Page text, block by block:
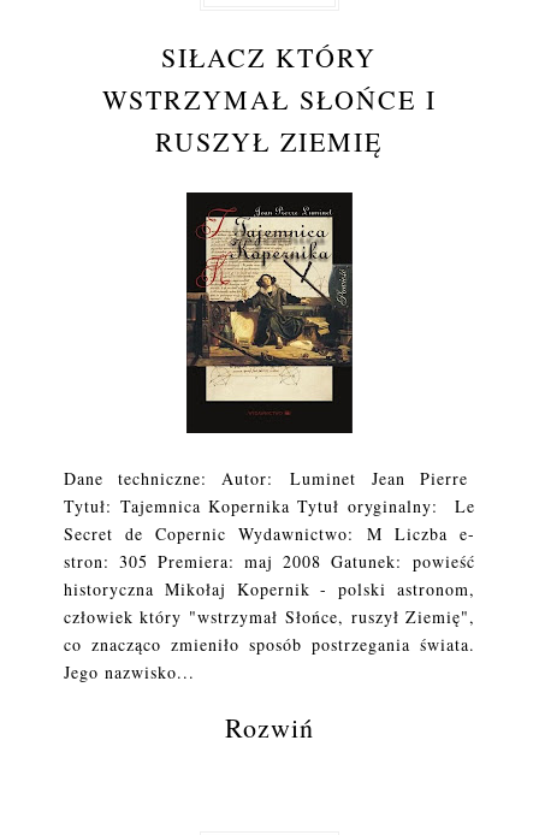
SIŁACZ KTÓRY
WSTRZYMAŁ SŁOŃCE I
RUSZYŁ ZIEMIĘ
Dane techniczne: Autor: Luminet Jean Pierre
Tytuł: Tajemnica Kopernika Tytuł oryginalny: Le
Secret de Copernic Wydawnictwo: M Liczba e-
stron: 305 Premiera: maj 2008 Gatunek: powieść
historyczna Mikołaj Kopernik - polski astronom,
człowiek który "wstrzymał Słońce, ruszył Ziemię",
co znacząco zmieniło sposób postrzegania świata.
Jego nazwisko...
Rozwiń